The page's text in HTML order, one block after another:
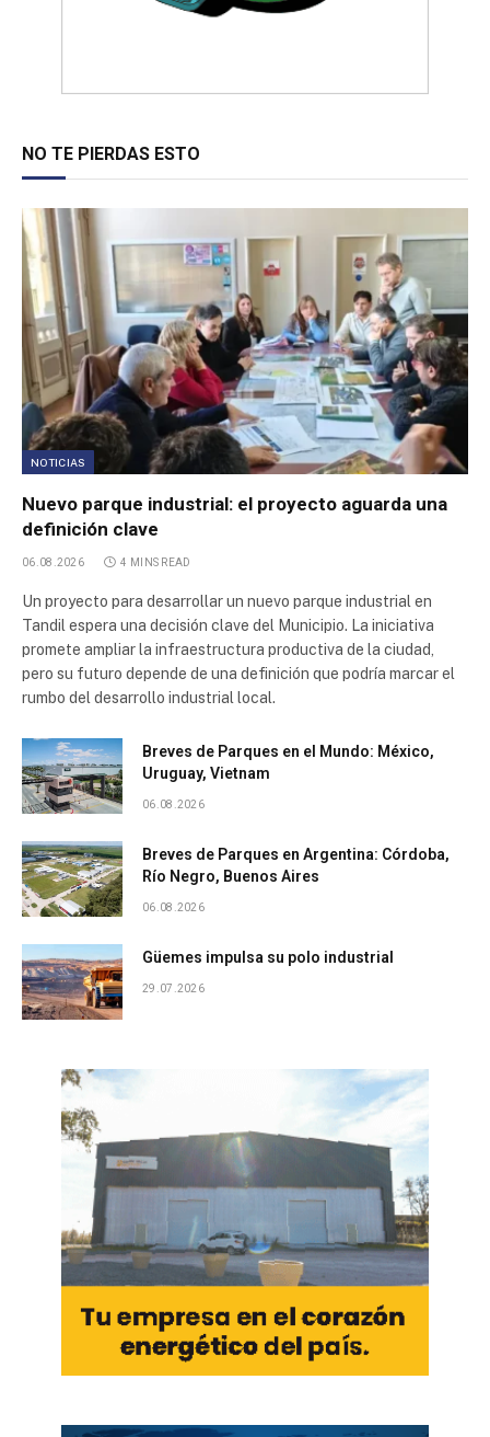
NO TE PIERDAS ESTO
NOTICIAS
Nuevo parque industrial: el proyecto aguarda una
definición clave
06.08.2026 4 MINS READ
Un proyecto para desarrollar un nuevo parque industrial en
Tandil espera una decisión clave del Municipio. La iniciativa
promete ampliar la infraestructura productiva de la ciudad,
pero su futuro depende de una definición que podría marcar el
rumbo del desarrollo industrial local.
Breves de Parques en el Mundo: México,
Uruguay, Vietnam
06.08.2026
Breves de Parques en Argentina: Córdoba,
Río Negro, Buenos Aires
06.08.2026
Güemes impulsa su polo industrial
29.07.2026